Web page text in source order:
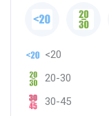
<20
20-30
30-45